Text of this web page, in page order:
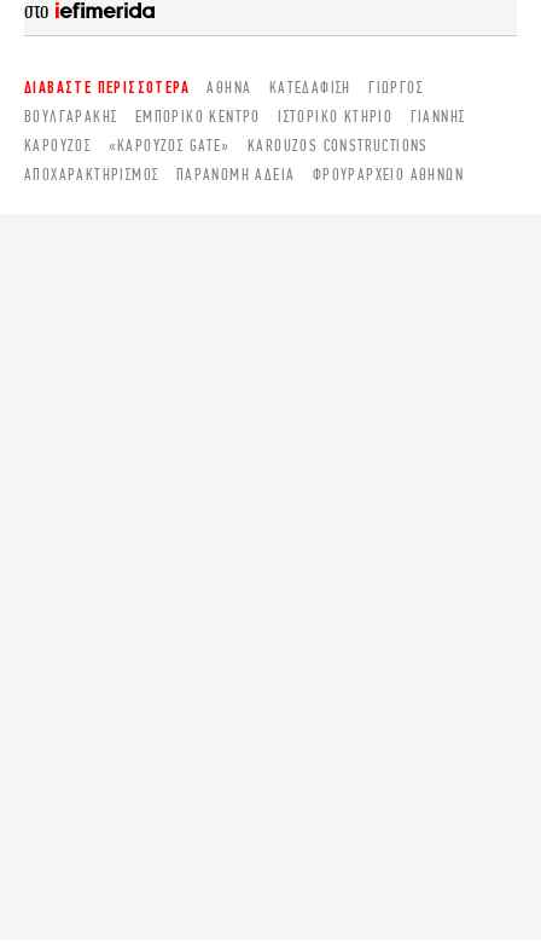
στο
ΔΙΑΒΑΣΤΕ ΠΕΡΙΣΣΟΤΕΡΑ ΑΘΉΝΑ ΚΑΤΕΔΆΦΙΣΗ
ΓΙΏΡΓΟΣ
ΒΟΥΛΓΑΡΆΚΗΣ
ΕΜΠΟΡΙΚΌ ΚΈΝΤΡΟ ΙΣΤΟΡΙΚΌ ΚΤΉΡΙΟ
ΓΙΆΝΝΗΣ
ΚΑΡΟΎΖΟΣ
«ΚΑΡΟΎΖΟΣ GATE»
KAROUZOS CONSTRUCTIONS
ΑΠΟΧΑΡΑΚΤΗΡΙΣΜΌΣ
ΠΑΡΆΝΟΜΗ ΆΔΕΙΑ ΦΡΟΥΡΑΡΧΕΊΟ ΑΘΗΝΏΝ